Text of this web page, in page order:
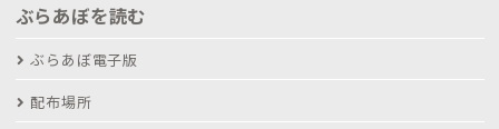
ぶらあぼを読む
ぶらあぼ電子版
配布場所